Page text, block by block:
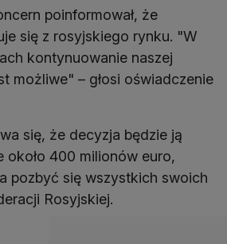
poinformował, że
się z rosyjskiego rynku. "W
kontynuowanie naszej
możliwe" – głosi oświadczenie
się, że decyzja będzie ją
około 400 milionów euro,
pozbyć się wszystkich swoich
Rosyjskiej.